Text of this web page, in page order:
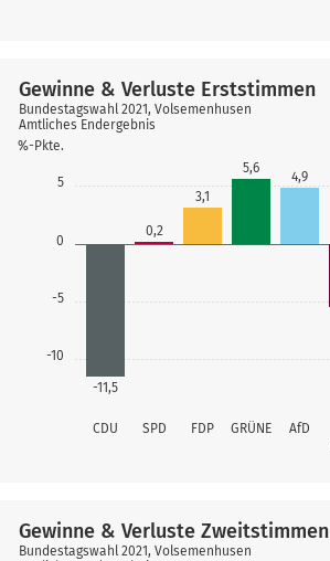
-10
-5
0
5
%-Pkte.
CDU SPD FDP GRÜNE AfD
-11,5
0,2
3,1
5,6
4,9
Gewinne & Verluste Erststimmen
Bundestagswahl 2021, Volsemenhusen
Amtliches Endergebnis
Gewinne & Verluste Zweitstimmen
Bundestagswahl 2021, Volsemenhusen